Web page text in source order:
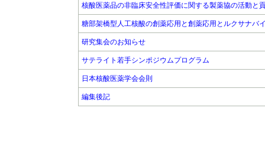
核酸医薬品の非臨床安全性評価に関する製薬協の活動と
糖部架橋型人工核酸の創薬応用と創薬応用とルクサナバ
研究集会のお知らせ
サテライト若手シンポジウムプログラム
日本核酸医薬学会会則
編集後記